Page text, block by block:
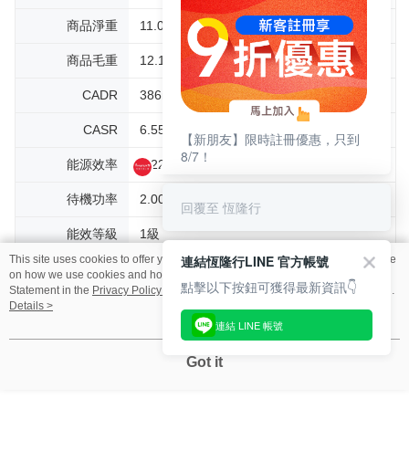
商品淨重 11.06kg
商品毛重 12.18
CADR 386m³/h (8~17坪)
CASR 6.55cmm
能源效率 0.223cmm/W
待機功率 2.00W
能效等級 1級
適用坪數 19坪
額定電壓頻率
暖風額定消耗功
最高1500W
This site uses cookies to offer you a better browsing experience. Find out more
on how we use cookies and how you can change your settings on the Cookie
Statement in the Privacy Policy
of this website. By browsing the website, you
agree to our use of cookies as described in our Cookie Statement.
Details >
Got it
恆隆行
【新朋友】限時註冊優惠，只到
8/7！
回覆至 恆隆行